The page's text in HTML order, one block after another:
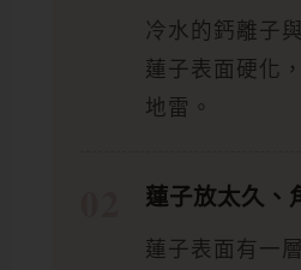
冷水的鈣離子
蓮子表面硬化
地雷。
蓮子放太久、
蓮子表面有一